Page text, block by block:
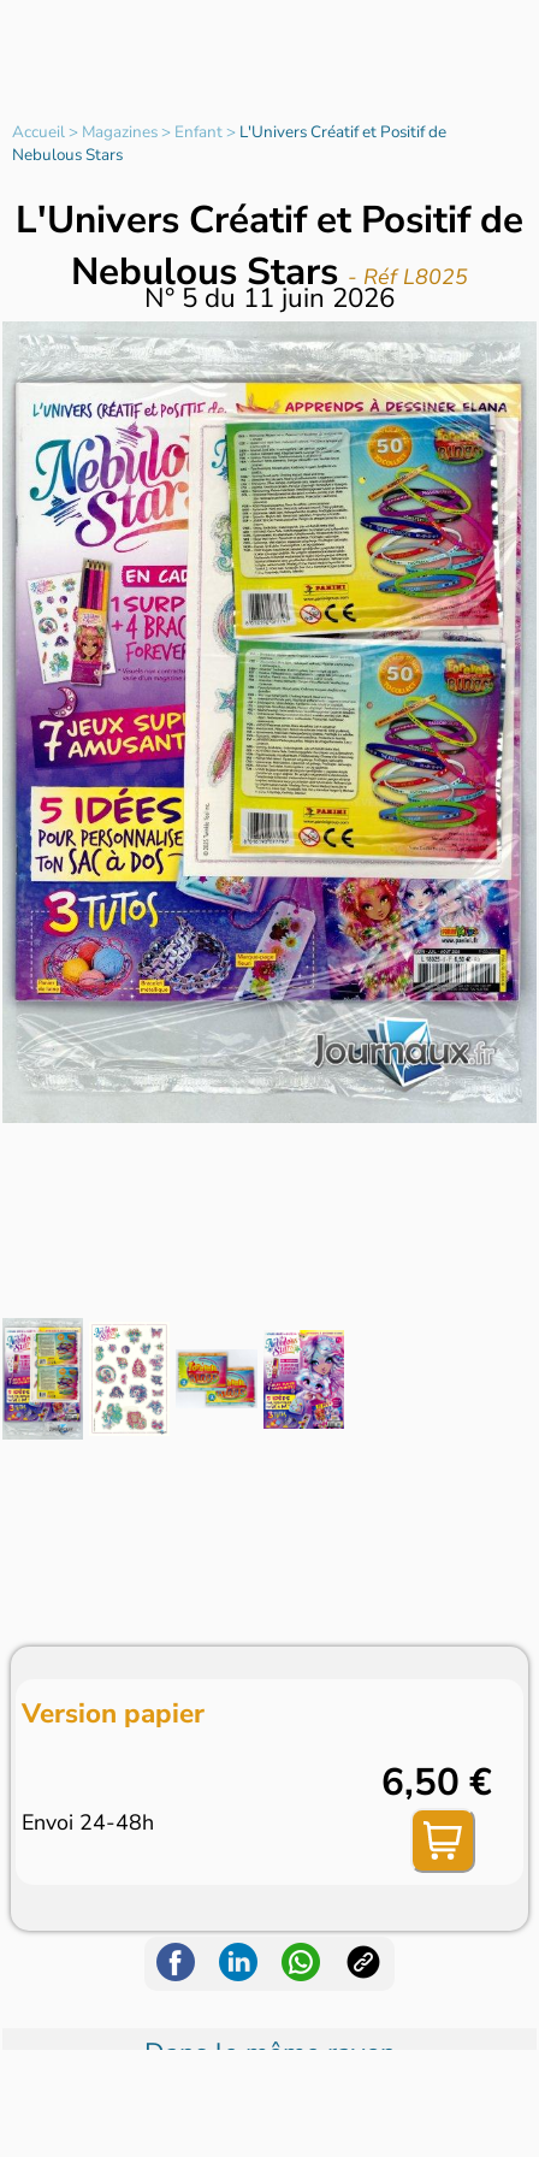
Accueil> Magazines> Enfant> L'Univers Créatif et Positif de
Nebulous Stars
L'Univers Créatif et Positif de
Nebulous Stars - Réf L8025
N° 5du 11 juin 2026
Version papier
Envoi 24-48h
6,50 €
Dans le même rayon